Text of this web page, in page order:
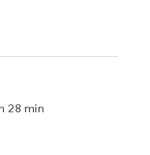
28 min